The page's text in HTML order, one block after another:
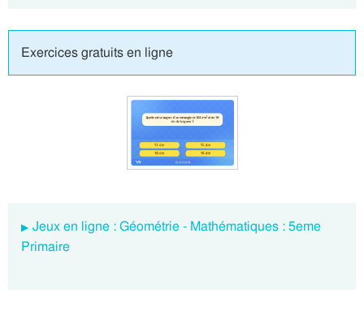
Exercices gratuits en ligne
Jeux en ligne : Géométrie - Mathématiques : 5eme
Primaire